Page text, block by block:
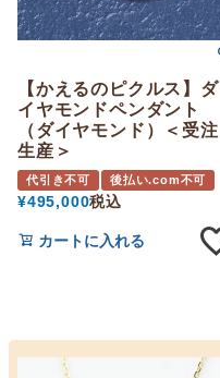
【かえるのピクルス】ダ
イヤモンドペンダント
（ダイヤモンド）＜受注
生産＞
代引き不可 後払い.com不可
¥495,000税込
カートに入れる